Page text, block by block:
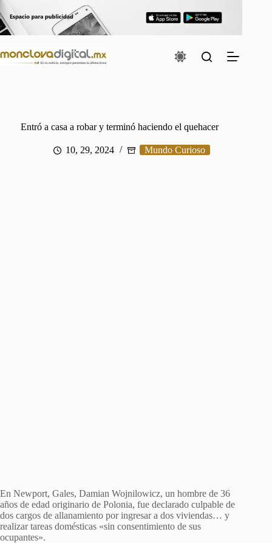
al
contenido
Entró a casa a robar y terminó haciendo el quehacer
10, 29, 2024 Mundo Curioso
En Newport, Gales, Damian Wojnilowicz, un hombre de 36
años de edad originario de Polonia, fue declarado culpable de
dos cargos de allanamiento por ingresar a dos viviendas… y
realizar tareas domésticas «sin consentimiento de sus
ocupantes».